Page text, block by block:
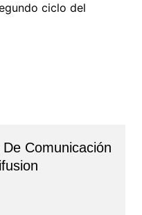
ciclo del
Comunicación